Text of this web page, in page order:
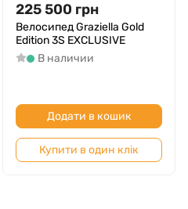
225 500 грн
Велосипед Graziella Gold
Edition 3S EXCLUSIVE
В наличии
Додати в кошик
Купити в один клік